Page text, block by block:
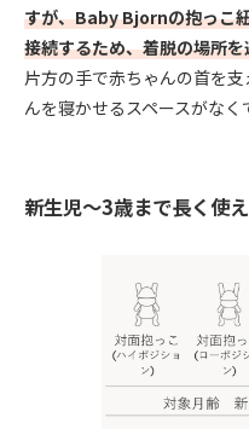
すが、Baby Bjornの抱っこ
接続するため、着脱の場所
片方の手で赤ちゃんの首を
んを寝かせるスペースがなく
新生児〜3歳まで長く使